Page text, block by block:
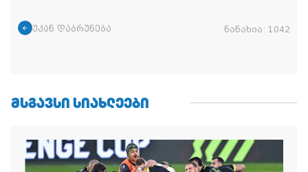
უკან დაბრუნება ნანახია: 1042
ᲛᲡᲒᲐᲕᲡᲘ ᲡᲘᲐᲮᲚᲔᲔᲑᲘ